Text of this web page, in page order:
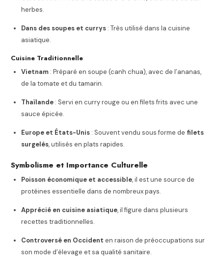
herbes.
Dans des soupes et currys : Très utilisé dans la cuisine
asiatique.
Cuisine Traditionnelle
Vietnam : Préparé en soupe (canh chua), avec de l’ananas,
de la tomate et du tamarin.
Thaïlande : Servi en curry rouge ou en filets frits avec une
sauce épicée.
Europe et États-Unis : Souvent vendu sous forme de filets
surgelés, utilisés en plats rapides.
Symbolisme et Importance Culturelle
Poisson économique et accessible, il est une source de
protéines essentielle dans de nombreux pays.
Apprécié en cuisine asiatique, il figure dans plusieurs
recettes traditionnelles.
Controversé en Occident en raison de préoccupations sur
son mode d’élevage et sa qualité sanitaire.